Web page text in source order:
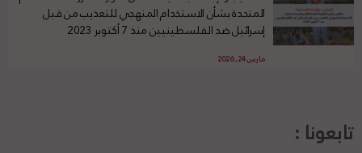
المتحدة بشأن الاستخدام المنهجي للتعذيب من قبل
إسرائيل ضد الفلسطينيين منذ 7 أكتوبر 2023
مارس 24, 2026
تابعونا :